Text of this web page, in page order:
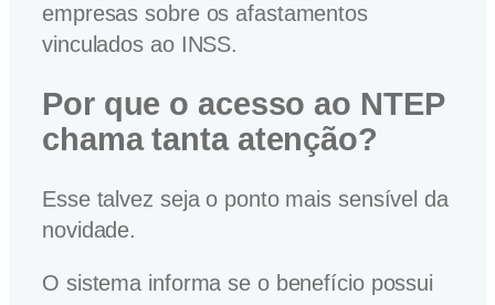
empresas sobre os afastamentos
vinculados ao INSS.
Por que o acesso ao NTEP
chama tanta atenção?
Esse talvez seja o ponto mais sensível da
novidade.
O sistema informa se o benefício possui